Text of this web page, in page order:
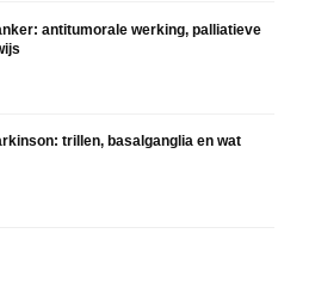
antitumorale werking, palliatieve
trillen, basalganglia en wat